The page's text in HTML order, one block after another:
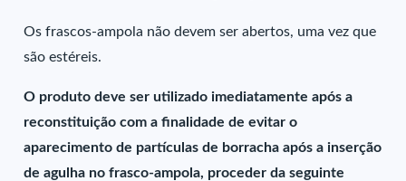
Os frascos-ampola não devem ser abertos, uma vez que
são estéreis.
O produto deve ser utilizado imediatamente após a
reconstituição com a finalidade de evitar o
aparecimento de partículas de borracha após a inserção
de agulha no frasco-ampola, proceder da seguinte